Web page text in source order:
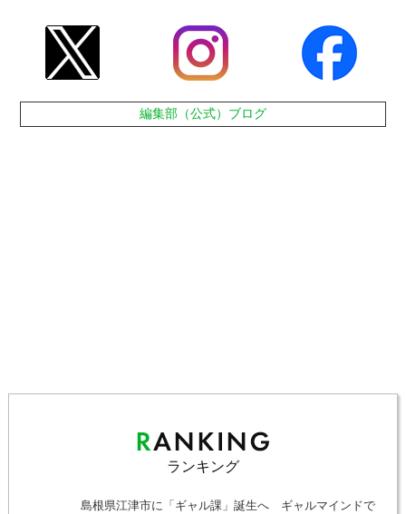
編集部（公式）ブログ
ランキング
島根県江津市に「ギャル課」誕生へ ギャルマインドで